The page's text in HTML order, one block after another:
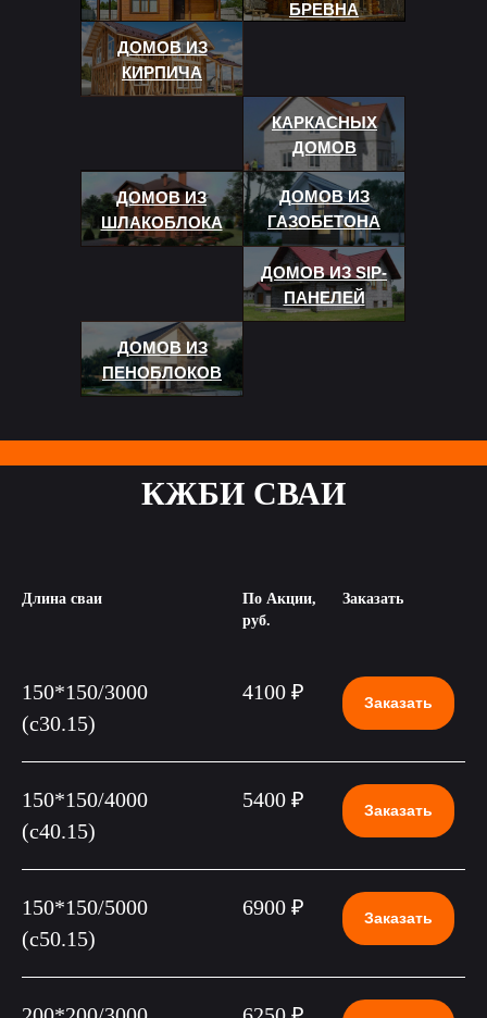
БРЕВНА
КАРКАСНЫХ
ДОМОВ
ДОМОВ ИЗ
ПЕНОБЛОКОВ
ДОМОВ ИЗ
КИРПИЧА
ДОМОВ ИЗ SIP-
ПАНЕЛЕЙ
ДОМОВ ИЗ
ШЛАКОБЛОКА
ДОМОВ ИЗ
ГАЗОБЕТОНА
КЖБИ СВАИ
Длина сваи
По Акции,
руб.
Заказать
150*150/3000
(c30.15)
4100 ₽ Заказать
150*150/4000
(c40.15)
5400 ₽ Заказать
150*150/5000
(c50.15)
6900 ₽ Заказать